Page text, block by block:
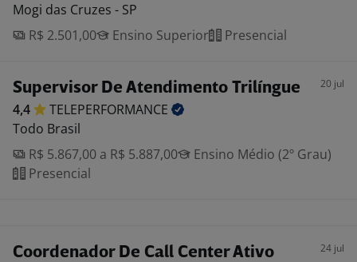
Mogi das Cruzes - SP
R$ 2.501,00
Ensino Superior Presencial
Supervisor De Atendimento Trilíngue 20 jul
4,4
TELEPERFORMANCE
Todo Brasil
R$ 5.867,00 a R$ 5.887,00
Ensino Médio (2º Grau)
Presencial
Coordenador De Call Center Ativo 24 jul